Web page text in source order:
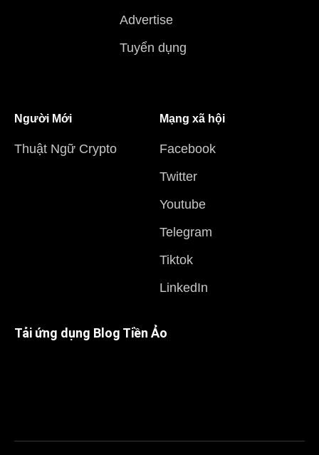
Advertise
Tuyển dụng
Người Mới
Thuật Ngữ Crypto
Mạng xã hội
Facebook
Twitter
Youtube
Telegram
Tiktok
LinkedIn
Tải ứng dụng Blog Tiền Ảo